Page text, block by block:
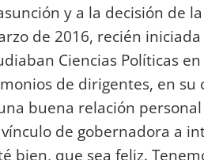
y a la decisión de
de 2016, recién
Ciencias Políticas
de dirigentes, en su
buena relación
de gobernadora a
bien, que sea feliz.